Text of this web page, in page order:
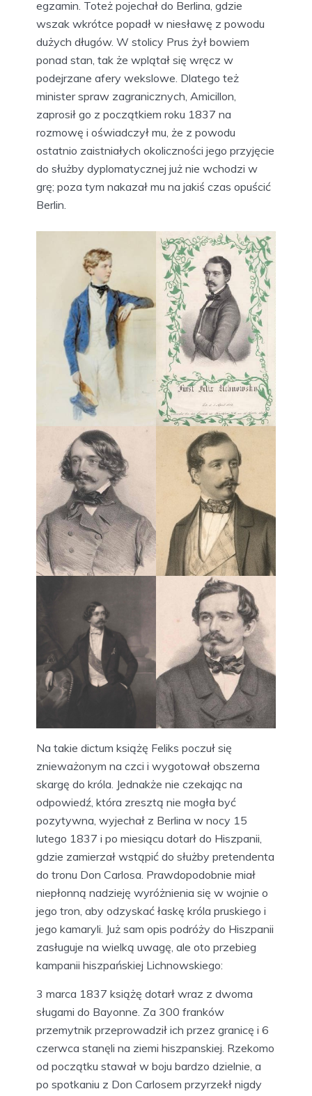
egzamin. Toteż pojechał do Berlina, gdzie
wszak wkrótce popadł w niesławę z powodu
dużych długów. W stolicy Prus żył bowiem
ponad stan, tak że wplątał się wręcz w
podejrzane afery wekslowe. Dlatego też
minister spraw zagranicznych, Amicillon,
zaprosił go z początkiem roku 1837 na
rozmowę i oświadczył mu, że z powodu
ostatnio zaistniałych okoliczności jego przyjęcie
do służby dyplomatycznej już nie wchodzi w
grę; poza tym nakazał mu na jakiś czas opuścić
Berlin.
Na takie dictum książę Feliks poczuł się
znieważonym na czci i wygotował obszerna
skargę do króla. Jednakże nie czekając na
odpowiedź, która zresztą nie mogła być
pozytywna, wyjechał z Berlina w nocy 15
lutego 1837 i po miesiącu dotarł do Hiszpanii,
gdzie zamierzał wstąpić do służby pretendenta
do tronu Don Carlosa. Prawdopodobnie miał
niepłonną nadzieję wyróżnienia się w wojnie o
jego tron, aby odzyskać łaskę króla pruskiego i
jego kamaryli. Już sam opis podróży do Hiszpanii
zasługuje na wielką uwagę, ale oto przebieg
kampanii hiszpańskiej Lichnowskiego:
3 marca 1837 książę dotarł wraz z dwoma
sługami do Bayonne. Za 300 franków
przemytnik przeprowadził ich przez granicę i 6
czerwca stanęli na ziemi hiszpanskiej. Rzekomo
od początku stawał w boju bardzo dzielnie, a
po spotkaniu z Don Carlosem przyrzekł nigdy